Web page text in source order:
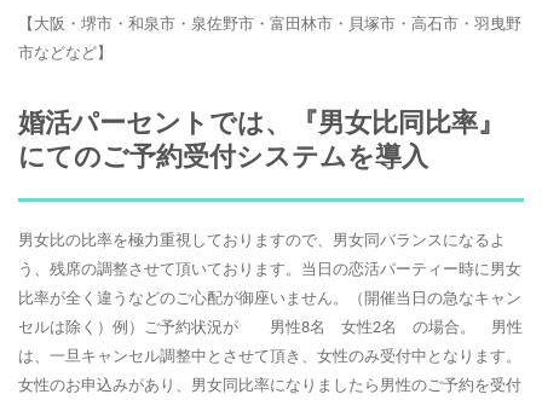
【大阪・堺市・和泉市・泉佐野市・富田林市・貝塚市・高石市・羽曳野
市などなど】
婚活パーセントでは、『男女比同比率』
にてのご予約受付システムを導入
男女比の比率を極力重視しておりますので、男女同バランスになるよ
う、残席の調整させて頂いております。当日の恋活パーティー時に男女
比率が全く違うなどのご心配が御座いません。（開催当日の急なキャン
セルは除く）例）ご予約状況が 男性8名 女性2名 の場合。 男性
は、一旦キャンセル調整中とさせて頂き、女性のみ受付中となります。
女性のお申込みがあり、男女同比率になりましたら男性のご予約を受付